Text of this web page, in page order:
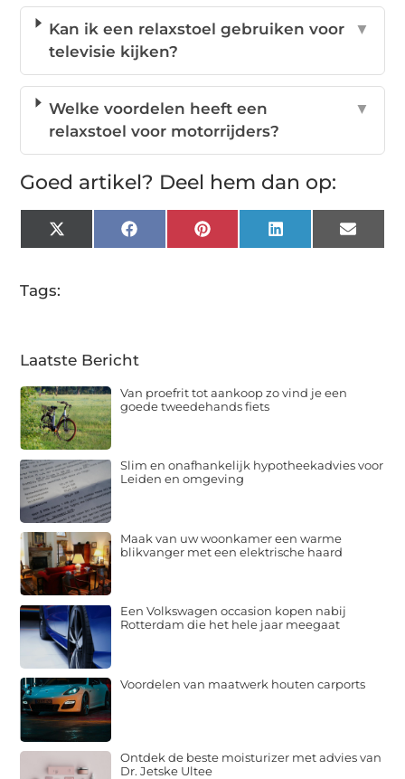
Kan ik een relaxstoel gebruiken voor
televisie kijken?
▼
Welke voordelen heeft een
relaxstoel voor motorrijders?
▼
Goed artikel? Deel hem dan op:
X
(Twitter)
FacebookPinterestLinkedInEmail
Tags:
Laatste Bericht
Van proefrit tot aankoop zo vind je een
goede tweedehands fiets
Slim en onafhankelijk hypotheekadvies voor
Leiden en omgeving
Maak van uw woonkamer een warme
blikvanger met een elektrische haard
Een Volkswagen occasion kopen nabij
Rotterdam die het hele jaar meegaat
Voordelen van maatwerk houten carports
Ontdek de beste moisturizer met advies van
Dr. Jetske Ultee